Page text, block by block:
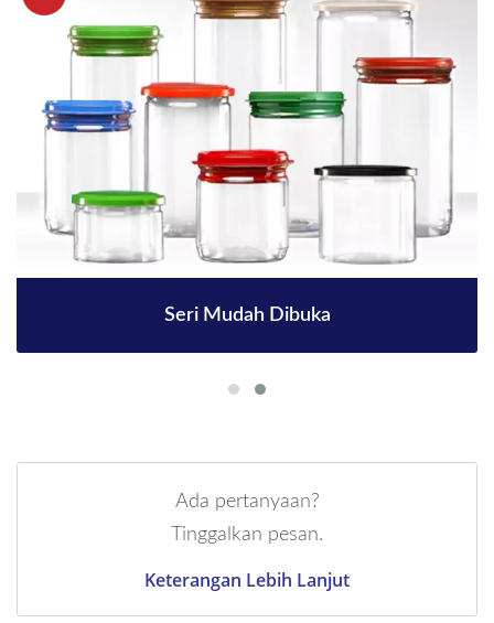
Seri Mudah Dibuka
Ada pertanyaan?
Tinggalkan pesan.
Keterangan Lebih Lanjut